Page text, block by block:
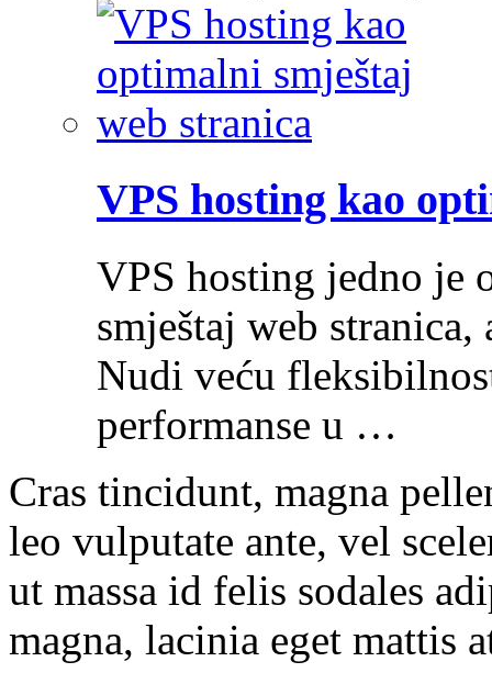
VPS hosting kao
VPS hosting jedno je
smještaj web
Nudi veću
performanse u …
Cras tincidunt, magna
leo vulputate ante, vel
ut massa id felis sodales
magna, lacinia eget mattis